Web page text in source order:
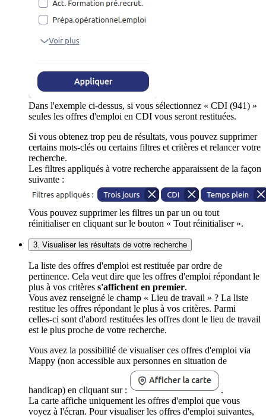
Dans l'exemple ci-dessus, si vous sélectionnez « CDI (941) »
seules les offres d'emploi en CDI vous seront restituées.
Si vous obtenez trop peu de résultats, vous pouvez supprimer
certains mots-clés ou certains filtres et critères et relancer votre
recherche.
Les filtres appliqués à votre recherche apparaissent de la façon
suivante :
Vous pouvez supprimer les filtres un par un ou tout
réinitialiser en cliquant sur le bouton « Tout réinitialiser ».
3. Visualiser les résultats de votre recherche
La liste des offres d'emploi est restituée par ordre de
pertinence. Cela veut dire que les offres d'emploi répondant le
plus à vos critères s'affichent en premier.
Vous avez renseigné le champ « Lieu de travail » ? La liste
restitue les offres répondant le plus à vos critères. Parmi
celles-ci sont d'abord restituées les offres dont le lieu de travail
est le plus proche de votre recherche.
Vous avez la possibilité de visualiser ces offres d'emploi via
Mappy (non accessible aux personnes en situation de
handicap) en cliquant sur :
.
La carte affiche uniquement les offres d'emploi que vous
voyez à l'écran. Pour visualiser les offres d'emploi suivantes,